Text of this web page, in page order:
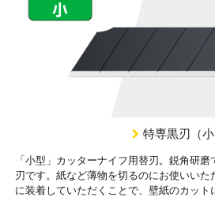
特専黒刃（小
「小型」カッターナイフ用替刃。鋭角研
刃です。紙など薄物を切るのにお使いい
に装着していただくことで、壁紙のカット